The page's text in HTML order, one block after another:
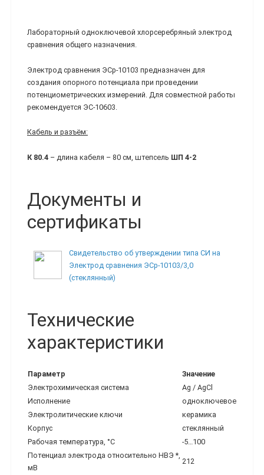
Лабораторный одноключевой хлорсеребряный электрод
сравнения общего назначения.
Электрод сравнения ЭСр-10103 предназначен для
создания опорного потенциала при проведении
потенциометрических измерений. Для совместной работы
рекомендуется ЭС-10603.
Кабель и разъём:
К 80.4 – длина кабеля – 80 см, штепсель ШП 4-2
Документы и
сертификаты
Свидетельство об утверждении типа СИ на
Электрод сравнения ЭСр-10103/3,0
(стеклянный)
Технические
характеристики
Параметр
Значение
Электрохимическая система
Ag / AgCl
Исполнение
одноключевое
Электролитические ключи
керамика
Корпус
стеклянный
Рабочая температура, °С
-5…100
Потенциал электрода относительно НВЭ *,
мВ
212